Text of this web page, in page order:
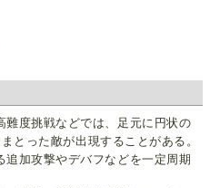
難度挑戦などでは、足元に円状の
とった敵が出現することがある。
追加攻撃やデバフなどを一定周期